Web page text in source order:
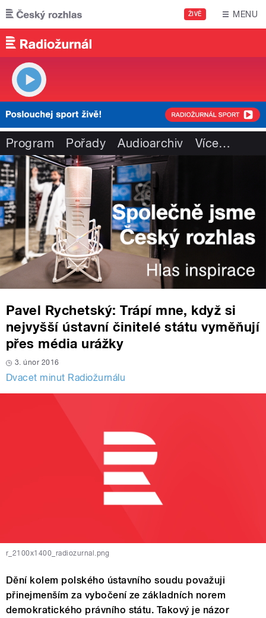
Přejít k hlavnímu obsahu
ŽIVĚ MENU
Program Pořady Audioarchiv Více…
Pavel Rychetský: Trápí mne, když si
nejvyšší ústavní činitelé státu vyměňují
přes média urážky
3. únor 2016
Dvacet minut Radiožurnálu
r_2100x1400_radiozurnal.png
Dění kolem polského ústavního soudu považuji
přinejmenším za vybočení ze základních norem
demokratického právního státu. Takový je názor